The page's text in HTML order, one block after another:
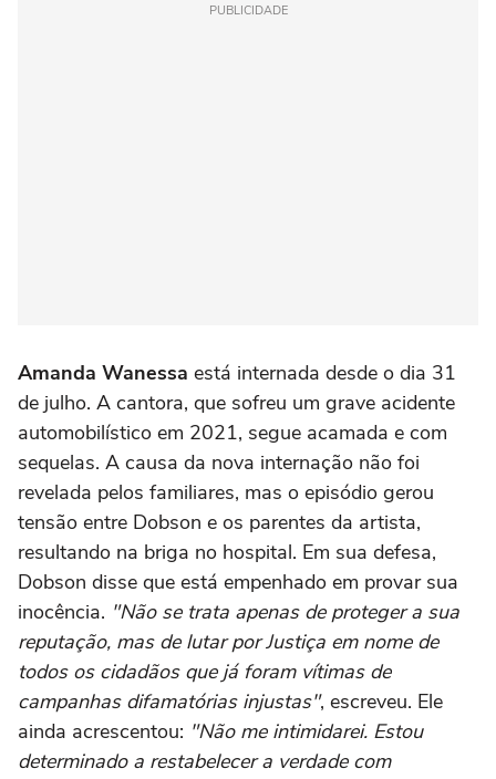
PUBLICIDADE
Amanda Wanessa está internada desde o dia 31
de julho. A cantora, que sofreu um grave acidente
automobilístico em 2021, segue acamada e com
sequelas. A causa da nova internação não foi
revelada pelos familiares, mas o episódio gerou
tensão entre Dobson e os parentes da artista,
resultando na briga no hospital. Em sua defesa,
Dobson disse que está empenhado em provar sua
inocência. "Não se trata apenas de proteger a sua
reputação, mas de lutar por Justiça em nome de
todos os cidadãos que já foram vítimas de
campanhas difamatórias injustas", escreveu. Ele
ainda acrescentou: "Não me intimidarei. Estou
determinado a restabelecer a verdade com